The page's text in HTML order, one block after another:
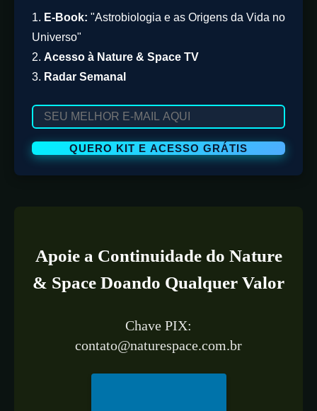
1. E-Book: "Astrobiologia e as Origens da Vida no
Universo"
2. Acesso à Nature & Space TV
3. Radar Semanal
Apoie a Continuidade do Nature
& Space Doando Qualquer Valor
Chave PIX:
contato@naturespace.com.br